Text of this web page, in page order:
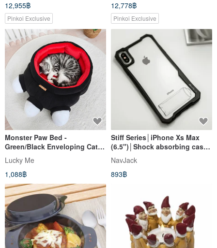
12,955฿
Pinkoi Exclusive
12,778฿
Pinkoi Exclusive
Monster Paw Bed -
Green/Black Enveloping Cat
Nest | For Cats Around 6.5kg |
Pet Mattress
Lucky Me
1,088฿
Stiff Series│iPhone Xs Max
(6.5")│Shock absorbing case
with stand
NavJack
893฿